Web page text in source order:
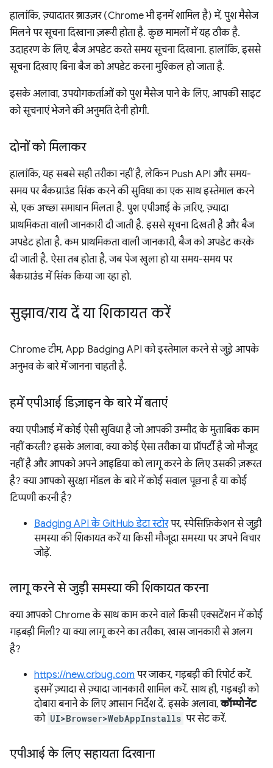
हालांकि, ज़्यादातर ब्राउज़र (Chrome भी इनमें शामिल है) में, पुश मैसेज
मिलने पर सूचना दिखाना ज़रूरी होता है. कुछ मामलों में यह ठीक है.
उदाहरण के लिए, बैज अपडेट करते समय सूचना दिखाना. हालांकि, इससे
सूचना दिखाए बिना बैज को अपडेट करना मुश्किल हो जाता है.
इसके अलावा, उपयोगकर्ताओं को पुश मैसेज पाने के लिए, आपकी साइट
को सूचनाएं भेजने की अनुमति देनी होगी.
दोनों को मिलाकर
हालांकि, यह सबसे सही तरीका नहीं है, लेकिन Push API और समय-
समय पर बैकग्राउंड सिंक करने की सुविधा का एक साथ इस्तेमाल करने
से, एक अच्छा समाधान मिलता है. पुश एपीआई के ज़रिए, ज़्यादा
प्राथमिकता वाली जानकारी दी जाती है. इससे सूचना दिखती है और बैज
अपडेट होता है. कम प्राथमिकता वाली जानकारी, बैज को अपडेट करके
दी जाती है. ऐसा तब होता है, जब पेज खुला हो या समय-समय पर
बैकग्राउंड में सिंक किया जा रहा हो.
सुझाव/राय दें या शिकायत करें
Chrome टीम, App Badging API को इस्तेमाल करने से जुड़े आपके
अनुभव के बारे में जानना चाहती है.
हमें एपीआई डिज़ाइन के बारे में बताएं
क्या एपीआई में कोई ऐसी सुविधा है जो आपकी उम्मीद के मुताबिक काम
नहीं करती? इसके अलावा, क्या कोई ऐसा तरीका या प्रॉपर्टी है जो मौजूद
नहीं है और आपको अपने आइडिया को लागू करने के लिए उसकी ज़रूरत
है? क्या आपको सुरक्षा मॉडल के बारे में कोई सवाल पूछना है या कोई
टिप्पणी करनी है?
Badging API के GitHub डेटा स्टोरपर, स्पेसिफ़िकेशन से जुड़ी
समस्या की शिकायत करें या किसी मौजूदा समस्या पर अपने विचार
जोड़ें.
लागू करने से जुड़ी समस्या की शिकायत करना
क्या आपको Chrome के साथ काम करने वाले किसी एक्सटेंशन में कोई
गड़बड़ी मिली? या क्या लागू करने का तरीका, खास जानकारी से अलग
है?
https://new.crbug.com पर जाकर, गड़बड़ी की रिपोर्ट करें.
इसमें ज़्यादा से ज़्यादा जानकारी शामिल करें. साथ ही, गड़बड़ी को
दोबारा बनाने के लिए आसान निर्देश दें. इसके अलावा,कॉम्पोनेंट
को UI>Browser>WebAppInstalls पर सेट करें.
एपीआई के लिए सहायता दिखाना